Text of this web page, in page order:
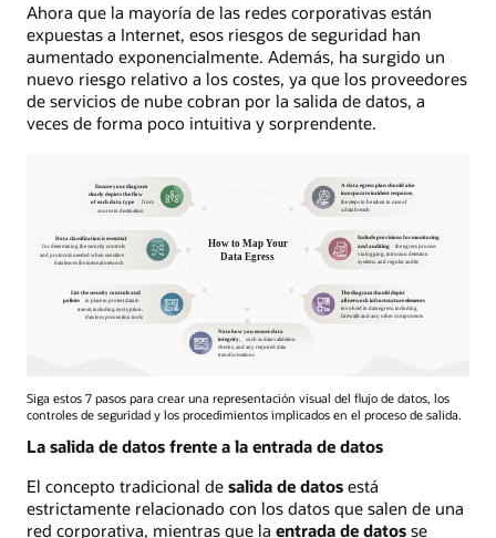
Ahora que la mayoría de las redes corporativas están
expuestas a Internet, esos riesgos de seguridad han
aumentado exponencialmente. Además, ha surgido un
nuevo riesgo relativo a los costes, ya que los proveedores
de servicios de nube cobran por la salida de datos, a
veces de forma poco intuitiva y sorprendente.
Siga estos 7 pasos para crear una representación visual del flujo de datos, los
controles de seguridad y los procedimientos implicados en el proceso de salida.
La salida de datos frente a la entrada de datos
El concepto tradicional de salida de datos está
estrictamente relacionado con los datos que salen de una
red corporativa, mientras que la entrada de datos se